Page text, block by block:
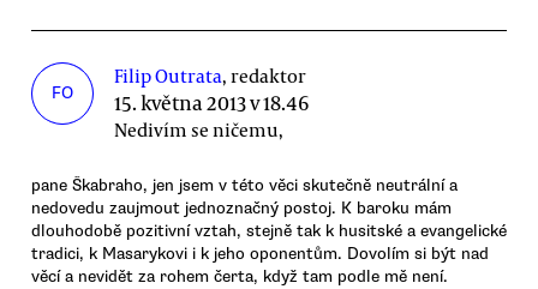
FO
Filip Outrata, redaktor
15. května 2013 v 18.46
Nedivím se ničemu,
pane Škabraho, jen jsem v této věci skutečně neutrální a
nedovedu zaujmout jednoznačný postoj. K baroku mám
dlouhodobě pozitivní vztah, stejně tak k husitské a evangelické
tradici, k Masarykovi i k jeho oponentům. Dovolím si být nad
věcí a nevidět za rohem čerta, když tam podle mě není.